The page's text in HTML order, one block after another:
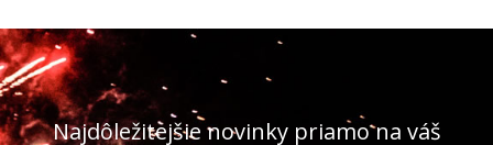
Najdôležitejšie novinky priamo na váš